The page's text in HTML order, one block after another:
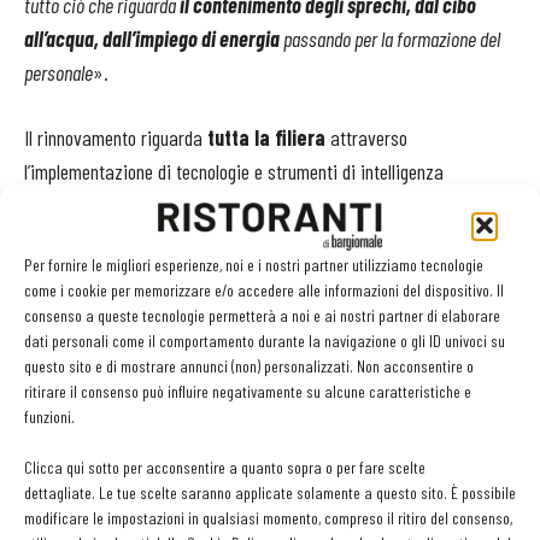
Per fornire le migliori esperienze, noi e i nostri partner utilizziamo tecnologie
come i cookie per memorizzare e/o accedere alle informazioni del dispositivo. Il
consenso a queste tecnologie permetterà a noi e ai nostri partner di elaborare
dati personali come il comportamento durante la navigazione o gli ID univoci su
questo sito e di mostrare annunci (non) personalizzati. Non acconsentire o
ritirare il consenso può influire negativamente su alcune caratteristiche e
funzioni.
Clicca qui sotto per acconsentire a quanto sopra o per fare scelte
dettagliate. Le tue scelte saranno applicate solamente a questo sito. È possibile
modificare le impostazioni in qualsiasi momento, compreso il ritiro del consenso,
all’acqua, dall’impiegodi energiapassando per la formazione del
personale».
Il rinnovamento riguarda tutta la filiera attraverso
l’implementazione di tecnologie e strumenti di intelligenza
artificiale utili a intercettare le preferenze di clienti attuali e
potenziali, anche per abbracciare un’utenza più ampia, con
un’offerta in linea con i gusti e le tendenze dell’attuale mercato del
food & beverage. L’obiettivo è quello di consolidare la leadership del
gruppo sul mercato, puntando anche sull’estero, con l’obiettivo di
raddoppiare il fatturato entro i prossimi tre anni.
Imperatrice , già CEO di Sebeto Holding (che controlla tra gli altri
Rossopomodoro), con il ruolo di Amministratore Delegato. Una